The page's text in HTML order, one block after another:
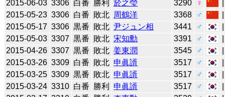
2015-06-03 3306 白番 勝利 於之瑩 3290 ♀
2015-05-23 3306 白番 敗北 周鶴洋 3368 ♂
2015-05-17 3306 黒番 敗北 尹ジュン相 3441 ♂
2015-05-03 3307 黒番 敗北 宋知勳 3391 ♂
2015-04-26 3307 黒番 敗北 姜東潤 3545 ♂
2015-03-26 3309 白番 敗北 申眞諝 3517 ♂
2015-03-25 3309 黒番 敗北 申眞諝 3517 ♂
2015-03-24 3310 白番 勝利 申眞諝 3517 ♂